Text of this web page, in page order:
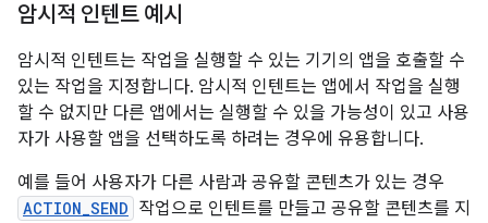
암시적 인텐트 예시
암시적 인텐트는 작업을 실행할 수 있는 기기의 앱을 호출할 수
있는 작업을 지정합니다. 암시적 인텐트는 앱에서 작업을 실행
할 수 없지만 다른 앱에서는 실행할 수 있을 가능성이 있고 사용
자가 사용할 앱을 선택하도록 하려는 경우에 유용합니다.
예를 들어 사용자가 다른 사람과 공유할 콘텐츠가 있는 경우
ACTION_SEND 작업으로 인텐트를 만들고 공유할 콘텐츠를 지